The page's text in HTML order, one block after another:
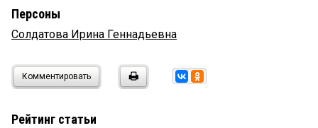
Персоны
Солдатова Ирина Геннадьевна
Комментировать
Рейтинг статьи